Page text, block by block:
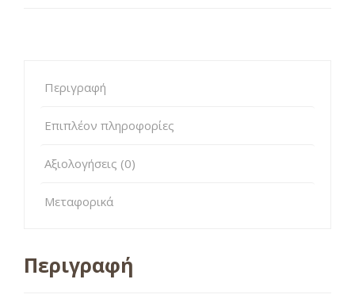
Περιγραφή
Επιπλέον πληροφορίες
Αξιολογήσεις (0)
Μεταφορικά
Περιγραφή